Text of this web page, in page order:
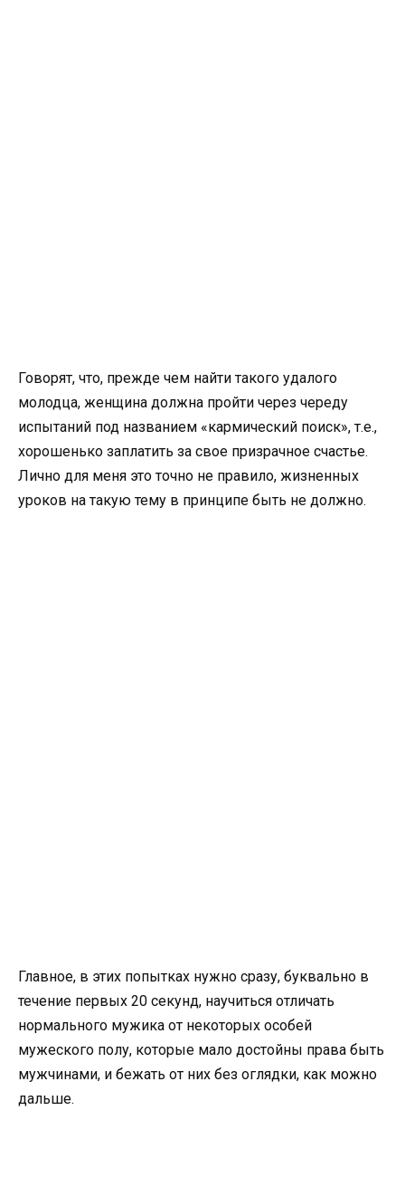
Говорят, что, прежде чем найти такого удалого
молодца, женщина должна пройти через череду
испытаний под названием «кармический поиск», т.е.,
хорошенько заплатить за свое призрачное счастье.
Лично для меня это точно не правило, жизненных
уроков на такую тему в принципе быть не должно.
Главное, в этих попытках нужно сразу, буквально в
течение первых 20 секунд, научиться отличать
нормального мужика от некоторых особей
мужеского полу, которые мало достойны права быть
мужчинами, и бежать от них без оглядки, как можно
дальше.